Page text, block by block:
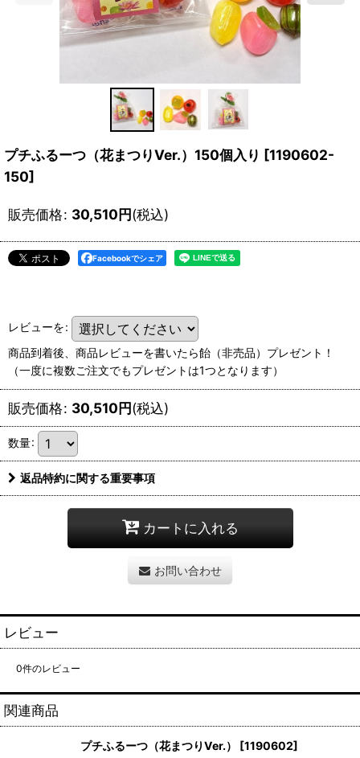
プチふるーつ（花まつりVer.）150個入り [1190602-
150]
販売価格: 30,510円(税込)
Facebookでシェア
レビューを:
商品到着後、商品レビューを書いたら飴（非売品）プレゼント！
（一度に複数ご注文でもプレゼントは1つとなります）
販売価格: 30,510円(税込)
数量:
返品特約に関する重要事項
カートに入れる
お問い合わせ
レビュー
0件のレビュー
関連商品
プチふるーつ（花まつりVer.） [1190602]